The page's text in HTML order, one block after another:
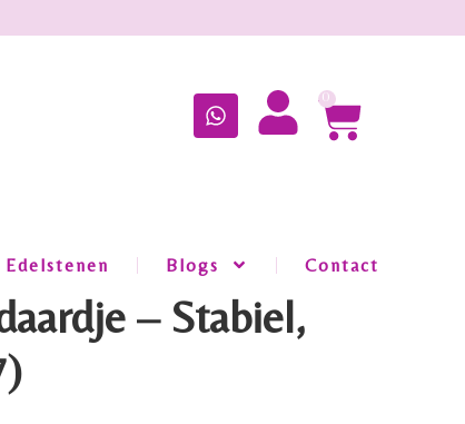
0
Blogs Contact
– Stabiel,